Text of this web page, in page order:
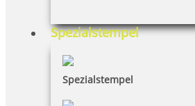
Spezialstempel
Spezialstempel